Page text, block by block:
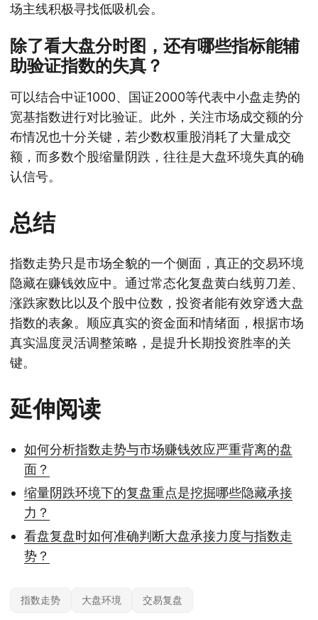
场主线积极寻找低吸机会。
除了看大盘分时图，还有哪些指标能辅
助验证指数的失真？
可以结合中证1000、国证2000等代表中小盘走势的
宽基指数进行对比验证。此外，关注市场成交额的分
布情况也十分关键，若少数权重股消耗了大量成交
额，而多数个股缩量阴跌，往往是大盘环境失真的确
认信号。
总结
指数走势只是市场全貌的一个侧面，真正的交易环境
隐藏在赚钱效应中。通过常态化复盘黄白线剪刀差、
涨跌家数比以及个股中位数，投资者能有效穿透大盘
指数的表象。顺应真实的资金面和情绪面，根据市场
真实温度灵活调整策略，是提升长期投资胜率的关
键。
延伸阅读
如何分析指数走势与市场赚钱效应严重背离的盘
面？
缩量阴跌环境下的复盘重点是挖掘哪些隐藏承接
力？
看盘复盘时如何准确判断大盘承接力度与指数走
势？
指数走势 大盘环境 交易复盘